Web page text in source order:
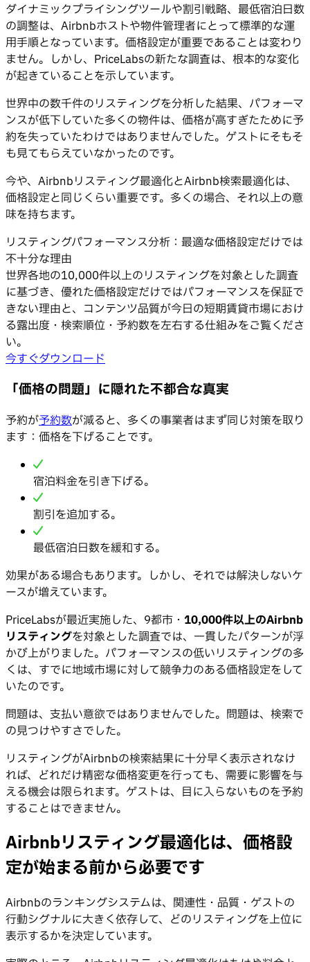
ダイナミックプライシングツールや割引戦略、最低宿泊日数
の調整は、Airbnbホストや物件管理者にとって標準的な運
用手順となっています。価格設定が重要であることは変わり
ません。しかし、PriceLabsの新たな調査は、根本的な変化
が起きていることを示しています。
世界中の数千件のリスティングを分析した結果、パフォーマ
ンスが低下していた多くの物件は、価格が高すぎたために予
約を失っていたわけではありませんでした。ゲストにそもそ
も見てもらえていなかったのです。
今や、Airbnbリスティング最適化とAirbnb検索最適化は、
価格設定と同じくらい重要です。多くの場合、それ以上の意
味を持ちます。
リスティングパフォーマンス分析：最適な価格設定だけでは
不十分な理由
世界各地の10,000件以上のリスティングを対象とした調査
に基づき、優れた価格設定だけではパフォーマンスを保証で
きない理由と、コンテンツ品質が今日の短期賃貸市場におけ
る露出度・検索順位・予約数を左右する仕組みをご覧くださ
い。
今すぐダウンロード
「価格の問題」に隠れた不都合な真実
予約が予約数が減ると、多くの事業者はまず同じ対策を取り
ます：価格を下げることです。
宿泊料金を引き下げる。
割引を追加する。
最低宿泊日数を緩和する。
効果がある場合もあります。しかし、それでは解決しないケ
ースが増えています。
PriceLabsが最近実施した、9都市・ 10,000件以上のAirbnb
リスティングを対象とした調査では、一貫したパターンが浮
かび上がりました。パフォーマンスの低いリスティングの多
くは、すでに地域市場に対して競争力のある価格設定をして
いたのです。
問題は、支払い意欲ではありませんでした。問題は、検索で
の見つけやすさでした。
リスティングがAirbnbの検索結果に十分早く表示されなけ
れば、どれだけ精密な価格変更を行っても、需要に影響を与
える機会は限られます。ゲストは、目に入らないものを予約
することはできません。
Airbnbリスティング最適化は、価格設
定が始まる前から必要です
Airbnbのランキングシステムは、関連性・品質・ゲストの
行動シグナルに大きく依存して、どのリスティングを上位に
表示するかを決定しています。